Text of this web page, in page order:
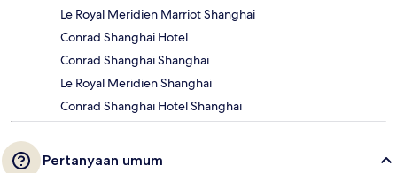
Le Royal Meridien Marriot Shanghai
Conrad Shanghai Hotel
Conrad Shanghai Shanghai
Le Royal Meridien Shanghai
Conrad Shanghai Hotel Shanghai
Pertanyaan umum